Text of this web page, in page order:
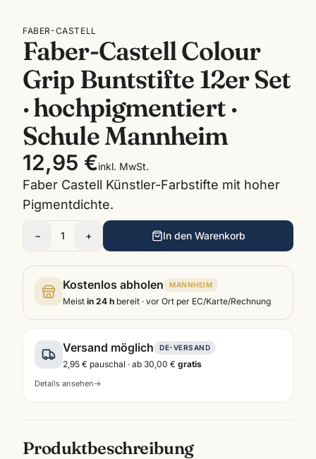
FABER-CASTELL
Faber-Castell Colour
Grip Buntstifte 12er Set
· hochpigmentiert ·
Schule Mannheim
12,95 €inkl. MwSt.
Faber Castell Künstler-Farbstifte mit hoher
Pigmentdichte.
− 1 + In den Warenkorb
Kostenlos abholen MANNHEIM
Meist in 24 h bereit · vor Ort per EC/Karte/Rechnung
Versand möglich DE-VERSAND
2,95 € pauschal · ab 30,00 € gratis
Details ansehen→
Produktbeschreibung